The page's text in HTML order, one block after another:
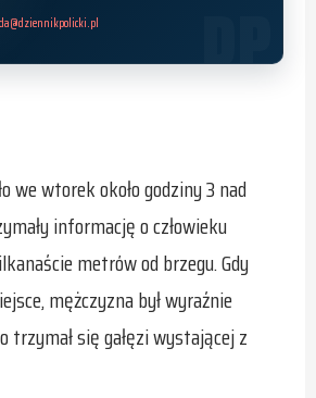
we wtorek około godziny 3 nad
informację o człowieku
metrów od brzegu. Gdy
mężczyzna był wyraźnie
trzymał się gałęzi wystającej z